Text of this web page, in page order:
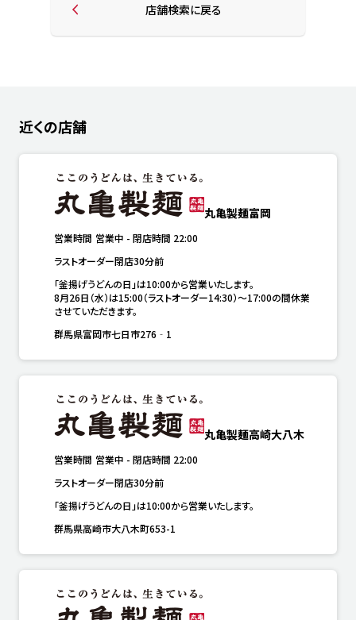
店舗検索に戻る
近くの店舗
丸亀製麺富岡
営業時間 営業中 - 閉店時間 22:00
ラストオーダー閉店30分前
「釜揚げうどんの日」は10:00から営業いたします。
8月26日（水）は15:00（ラストオーダー14:30）～17:00の間休業
させていただきます。
群馬県富岡市七日市276‐1
丸亀製麺高崎大八木
営業時間 営業中 - 閉店時間 22:00
ラストオーダー閉店30分前
「釜揚げうどんの日」は10:00から営業いたします。
群馬県高崎市大八木町653-1